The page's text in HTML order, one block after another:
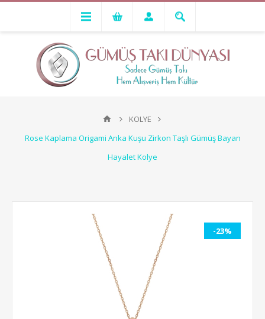
KOLYE
Rose Kaplama Origami Anka Kuşu Zirkon Taşlı Gümüş Bayan
Hayalet Kolye
-23%